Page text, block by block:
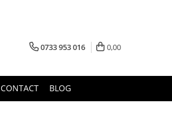
0733 953 016 0,00
CONTACT BLOG